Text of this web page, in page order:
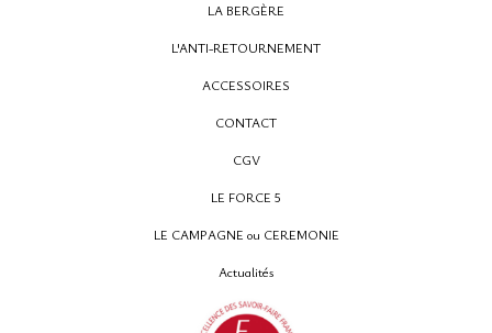
LA BERGÈRE
L'ANTI-RETOURNEMENT
ACCESSOIRES
CONTACT
CGV
LE FORCE 5
LE CAMPAGNE ou CEREMONIE
Actualités
05 59 27 53 66